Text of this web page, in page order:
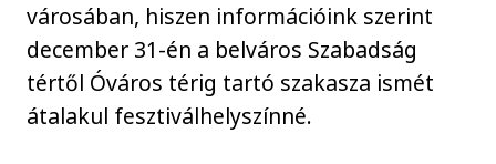
városában, hiszen információink szerint
december 31-én a belváros Szabadság
tértől Óváros térig tartó szakasza ismét
átalakul fesztiválhelyszínné.